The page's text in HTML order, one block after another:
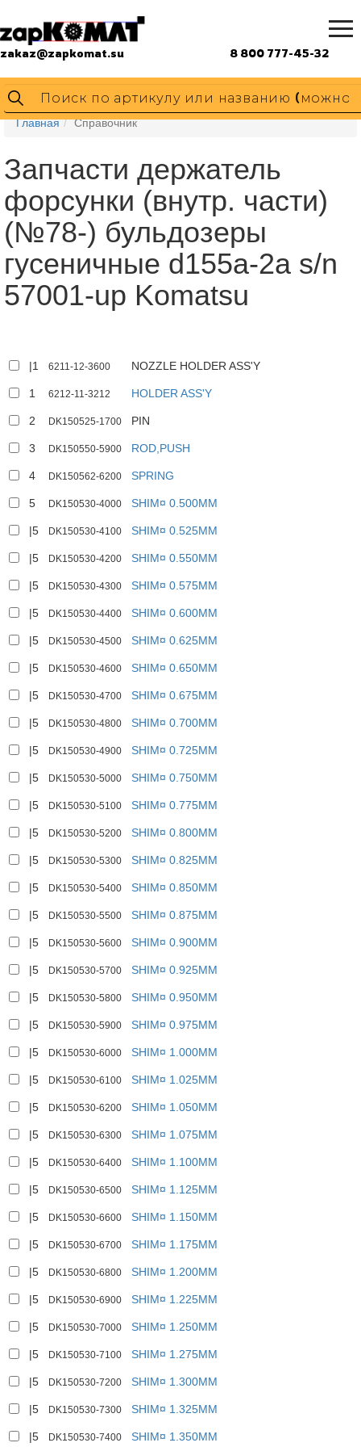
zakaz@zapkomat.su 8 800 777-45-32
Главная Справочник
Запчасти держатель
форсунки (внутр. части)
(№78-) бульдозеры
гусеничные d155a-2a s/n
57001-up Komatsu
|1 6211-12-3600 NOZZLE HOLDER ASS'Y
1 6212-11-3212 HOLDER ASS'Y
2 DK150525-1700 PIN
3 DK150550-5900 ROD,PUSH
4 DK150562-6200 SPRING
5 DK150530-4000 SHIM¤ 0.500MM
|5 DK150530-4100 SHIM¤ 0.525MM
|5 DK150530-4200 SHIM¤ 0.550MM
|5 DK150530-4300 SHIM¤ 0.575MM
|5 DK150530-4400 SHIM¤ 0.600MM
|5 DK150530-4500 SHIM¤ 0.625MM
|5 DK150530-4600 SHIM¤ 0.650MM
|5 DK150530-4700 SHIM¤ 0.675MM
|5 DK150530-4800 SHIM¤ 0.700MM
|5 DK150530-4900 SHIM¤ 0.725MM
|5 DK150530-5000 SHIM¤ 0.750MM
|5 DK150530-5100 SHIM¤ 0.775MM
|5 DK150530-5200 SHIM¤ 0.800MM
|5 DK150530-5300 SHIM¤ 0.825MM
|5 DK150530-5400 SHIM¤ 0.850MM
|5 DK150530-5500 SHIM¤ 0.875MM
|5 DK150530-5600 SHIM¤ 0.900MM
|5 DK150530-5700 SHIM¤ 0.925MM
|5 DK150530-5800 SHIM¤ 0.950MM
|5 DK150530-5900 SHIM¤ 0.975MM
|5 DK150530-6000 SHIM¤ 1.000MM
|5 DK150530-6100 SHIM¤ 1.025MM
|5 DK150530-6200 SHIM¤ 1.050MM
|5 DK150530-6300 SHIM¤ 1.075MM
|5 DK150530-6400 SHIM¤ 1.100MM
|5 DK150530-6500 SHIM¤ 1.125MM
|5 DK150530-6600 SHIM¤ 1.150MM
|5 DK150530-6700 SHIM¤ 1.175MM
|5 DK150530-6800 SHIM¤ 1.200MM
|5 DK150530-6900 SHIM¤ 1.225MM
|5 DK150530-7000 SHIM¤ 1.250MM
|5 DK150530-7100 SHIM¤ 1.275MM
|5 DK150530-7200 SHIM¤ 1.300MM
|5 DK150530-7300 SHIM¤ 1.325MM
|5 DK150530-7400 SHIM¤ 1.350MM